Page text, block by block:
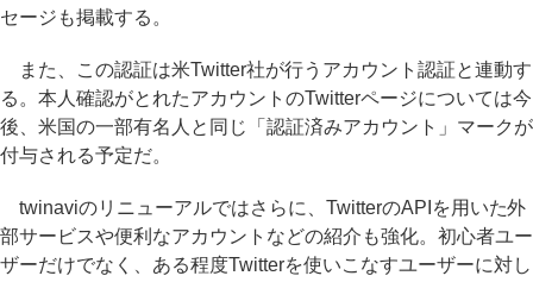
セージも掲載する。
また、この認証は米Twitter社が行うアカウント認証と連動す
る。本人確認がとれたアカウントのTwitterページについては今
後、米国の一部有名人と同じ「認証済みアカウント」マークが
付与される予定だ。
twinaviのリニューアルではさらに、TwitterのAPIを用いた外
部サービスや便利なアカウントなどの紹介も強化。初心者ユー
ザーだけでなく、ある程度Twitterを使いこなすユーザーに対し